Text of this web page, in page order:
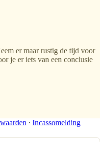
er maar rustig de tijd voor
je er iets van een conclusie
∙ Incassomelding